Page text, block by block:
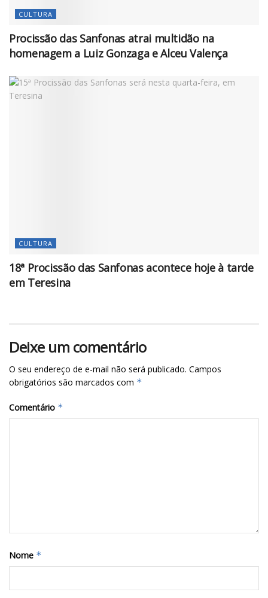
CULTURA
Procissão das Sanfonas atrai multidão na
homenagem a Luiz Gonzaga e Alceu Valença
CULTURA
18ª Procissão das Sanfonas acontece hoje à tarde
em Teresina
Deixe um comentário
O seu endereço de e-mail não será publicado. Campos
obrigatórios são marcados com *
Comentário *
Nome *